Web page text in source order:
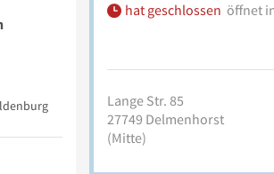
hat geschlossen öffnet
Lange Str. 85
27749 Delmenhorst
(Mitte)